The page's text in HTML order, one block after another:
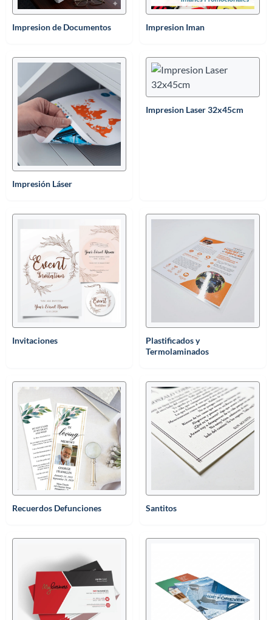
Impresion de Documentos Impresion Iman
Impresión Láser
Impresion Laser 32x45cm
Invitaciones
Plastificados y
Termolaminados
Recuerdos Defunciones Santitos